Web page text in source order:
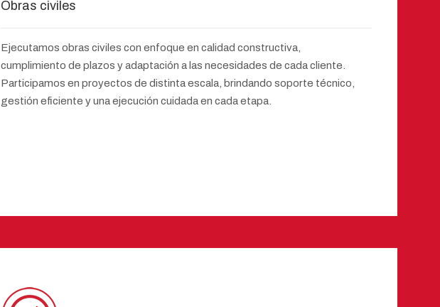
Obras civiles
Ejecutamos obras civiles con enfoque en calidad constructiva,
cumplimiento de plazos y adaptación a las necesidades de cada cliente.
Participamos en proyectos de distinta escala, brindando soporte técnico,
gestión eficiente y una ejecución cuidada en cada etapa.